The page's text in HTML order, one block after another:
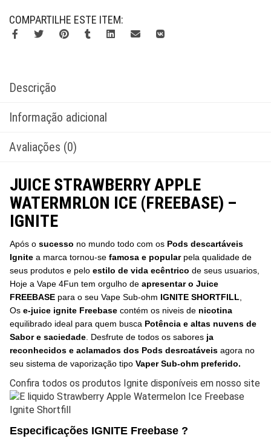
COMPARTILHE ESTE ITEM:
Descrição
Informação adicional
Avaliações (0)
JUICE STRAWBERRY APPLE
WATERMRLON ICE (FREEBASE) –
IGNITE
Após o sucesso no mundo todo com os Pods descartáveis
Ignite a marca tornou-se famosa e popular pela qualidade de
seus produtos e pelo estilo de vida ecêntrico de seus usuarios,
Hoje a Vape 4Fun tem orgulho de apresentar o Juice
FREEBASE para o seu Vape Sub-ohm IGNITE SHORTFILL
Os e-juice ignite Freebase contém os niveis de nicotina
equilibrado ideal para quem busca Potência e altas nuvens de
Sabor e saciedade . Desfrute de todos os sabores ja
reconhecidos e aclamados dos Pods desrcatáveis agora no
seu sistema de vaporização tipo Vaper Sub-ohm preferido.
Confira todos os produtos Ignite disponíveis em nosso site
Especificações IGNITE Freebase ?